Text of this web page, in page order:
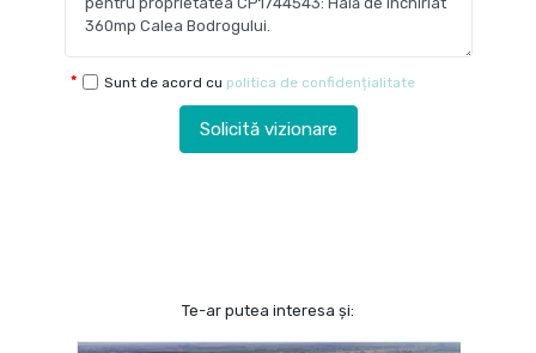
Sunt de acord cu politica de confidențialitate
Solicită vizionare
Te-ar putea interesa și: